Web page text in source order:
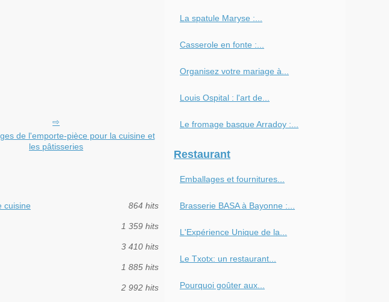
de l'emporte-pièce pour la cuisine et
les pâtisseries
cuisine 864 hits
1 359 hits
3 410 hits
1 885 hits
2 992 hits
La spatule Maryse :...
Casserole en fonte :...
Organisez votre mariage à...
Louis Ospital : l'art de...
Le fromage basque Arradoy :...
Restaurant
Emballages et fournitures...
Brasserie BASA à Bayonne :...
L'Expérience Unique de la...
Le Txotx: un restaurant...
Pourquoi goûter aux...